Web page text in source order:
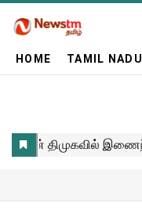
HOME TAMIL NADU